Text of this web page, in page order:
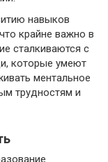
навыков
крайне важно в
сталкиваются с
которые умеют
ментальное
трудностям и